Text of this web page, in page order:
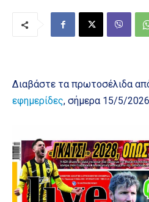
Διαβάστε τα πρωτοσέλιδα
εφημερίδες, σήμερα 15/5/